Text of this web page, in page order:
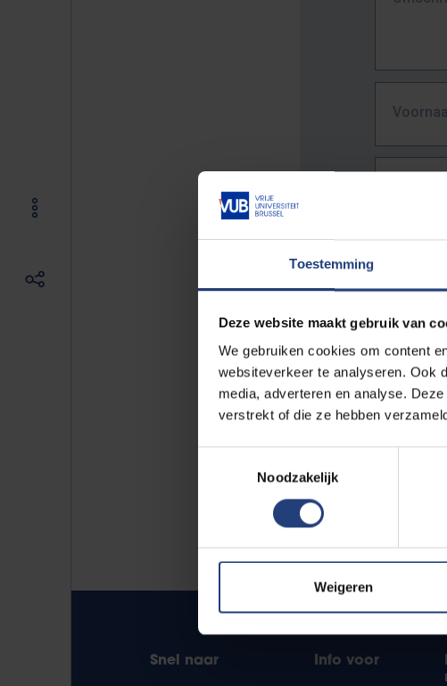
Toestemming
Deze website maakt gebruik van
We gebruiken cookies om content
websiteverkeer te analyseren. Ook
media, adverteren en analyse.
verstrekt of die ze hebben
Noodzakelijk
Weigeren
URL*
De volledige
Bv. https://
Snel naar Info voor